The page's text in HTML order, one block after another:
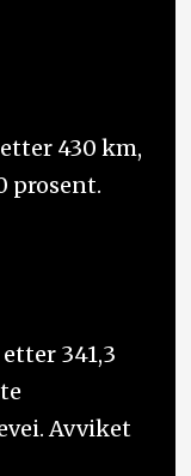
430 km,
prosent.
341,3
Avviket